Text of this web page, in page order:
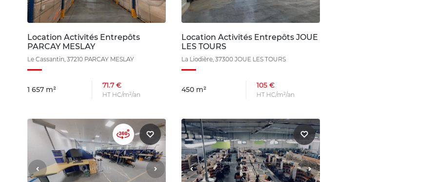
Location Activités Entrepôts
PARCAY MESLAY
Le Cassantin, 37210 PARCAY MESLAY
1 657 m² 71.7 €
HT HC/m²/an
Location Activités Entrepôts JOUE
LES TOURS
La Liodière, 37300 JOUE LES TOURS
450 m² 105 €
HT HC/m²/an